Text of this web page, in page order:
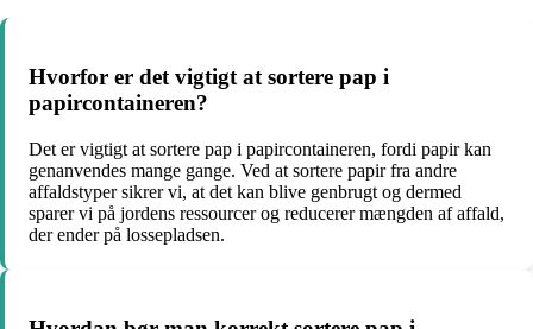
Hvorfor er det vigtigt at sortere pap i
papircontaineren?
Det er vigtigt at sortere pap i papircontaineren, fordi papir kan
genanvendes mange gange. Ved at sortere papir fra andre
affaldstyper sikrer vi, at det kan blive genbrugt og dermed
sparer vi på jordens ressourcer og reducerer mængden af affald,
der ender på lossepladsen.